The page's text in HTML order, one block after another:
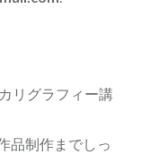
リグラフィー講
品制作までしっ